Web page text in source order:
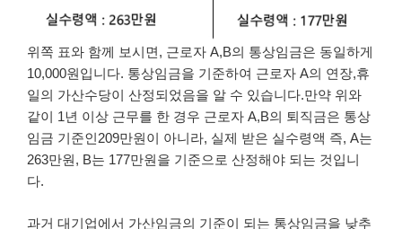
위쪽 표와 함께 보시면, 근로자 A,B의 통상임금은 동일하게
10,000원입니다. 통상임금을 기준하여 근로자 A의 연장,휴
일의 가산수당이 산정되었음을 알 수 있습니다.만약 위와
같이 1년 이상 근무를 한 경우 근로자 A,B의 퇴직금은 통상
임금 기준인209만원이 아니라, 실제 받은 실수령액 즉, A는
263만원, B는 177만원을 기준으로 산정해야 되는 것입니
다.
과거 대기업에서 가산임금의 기준이 되는 통상임금을 낮추